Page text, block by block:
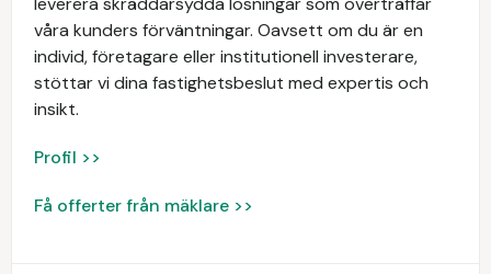
våra kunders förväntningar. Oavsett om du är en
individ, företagare eller institutionell investerare,
stöttar vi dina fastighetsbeslut med expertis och
insikt.
Profil >>
Få offerter från mäklare >>